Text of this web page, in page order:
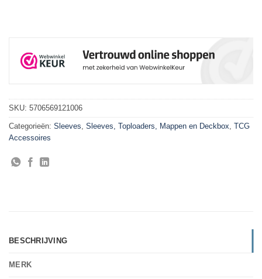
SKU: 5706569121006
Categorieën: Sleeves, Sleeves, Toploaders, Mappen en Deckbox, TCG
Accessoires
BESCHRIJVING
MERK